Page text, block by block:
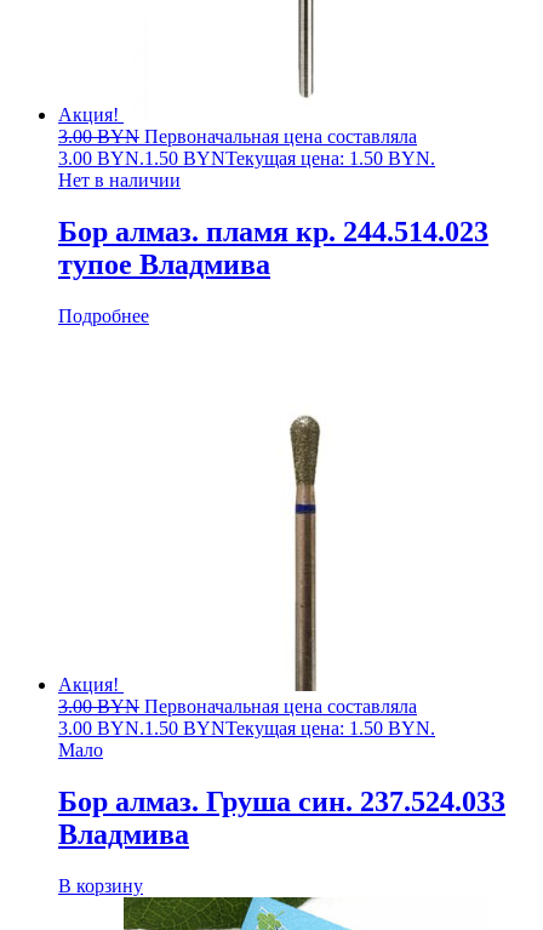
Акция!
3.00BYN Первоначальная цена составляла
3.00 BYN.1.50 BYNТекущая цена: 1.50 BYN.
Нет в наличии
Бор алмаз. пламя кр. 244.514.023
тупое Владмива
Подробнее
Акция!
3.00BYN Первоначальная цена составляла
3.00 BYN.1.50 BYNТекущая цена: 1.50 BYN.
Мало
Бор алмаз. Груша син. 237.524.033
Владмива
В корзину